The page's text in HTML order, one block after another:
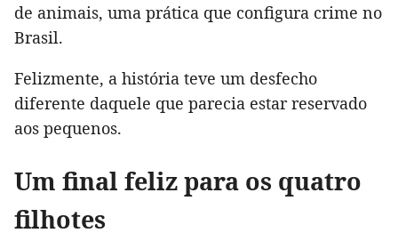
de animais, uma prática que configura crime no
Brasil.
Felizmente, a história teve um desfecho
diferente daquele que parecia estar reservado
aos pequenos.
Um final feliz para os quatro
filhotes